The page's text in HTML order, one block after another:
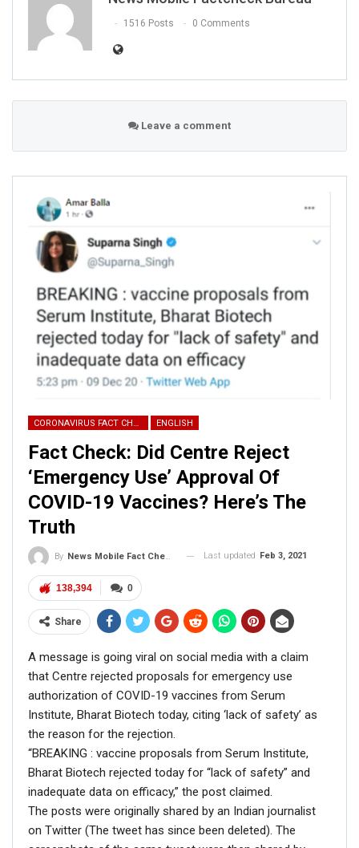
updates and viral videos on our
AI-powered smart
1516 Posts 0 Comments
Leave a comment
CORONAVIRUS FACT CHECK ENGLISH
Fact Check: Did Centre Reject
‘Emergency Use’ Approval Of
COVID-19 Vaccines? Here’s The
Truth
By News Mobile Fact Check Bureau Last updated Feb 3, 2021
0
138,394
Share
A message is going viral on social media with a claim
that Centre rejected proposals for emergency use
authorization of COVID-19 vaccines from Serum
Institute, Bharat Biotech today, citing ‘lack of safety’ as
the reason for the rejection.
“BREAKING : vaccine proposals from Serum Institute,
Bharat Biotech rejected today for “lack of safety” and
inadequate data on efficacy,” the post claimed.
The posts were originally shared by an Indian journalist
on Twitter (The tweet has since been deleted). The